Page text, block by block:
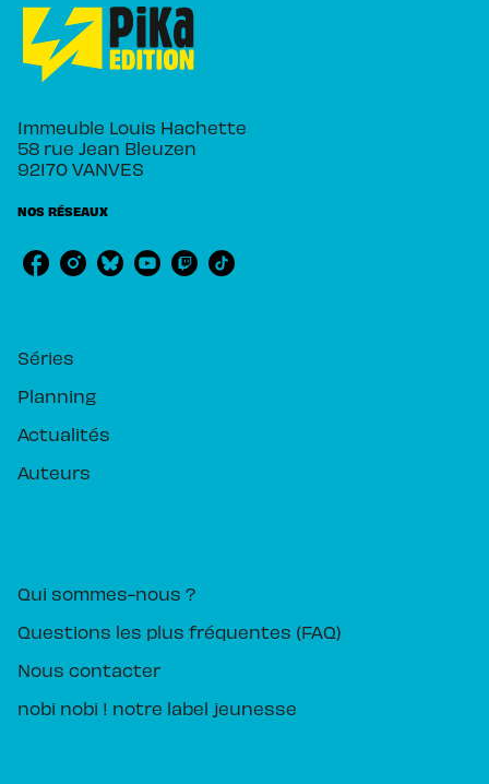
Immeuble Louis Hachette
58 rue Jean Bleuzen
92170 VANVES
NOS RÉSEAUX
Séries
Planning
Actualités
Auteurs
Qui sommes-nous ?
Questions les plus fréquentes (FAQ)
Nous contacter
nobi nobi ! notre label jeunesse